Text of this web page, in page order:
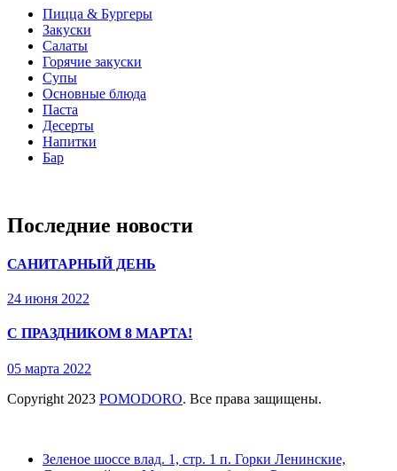
Пицца & Бургеры
Закуски
Салаты
Горячие закуски
Супы
Основные блюда
Паста
Десерты
Напитки
Бар
Последние новости
САНИТАРНЫЙ ДЕНЬ
24 июня 2022
С ПРАЗДНИКОМ 8 МАРТА!
05 марта 2022
Copyright 2023 POMODORO. Все права защищены.
Зеленое шоссе влад. 1, стр. 1 п. Горки Ленинские,